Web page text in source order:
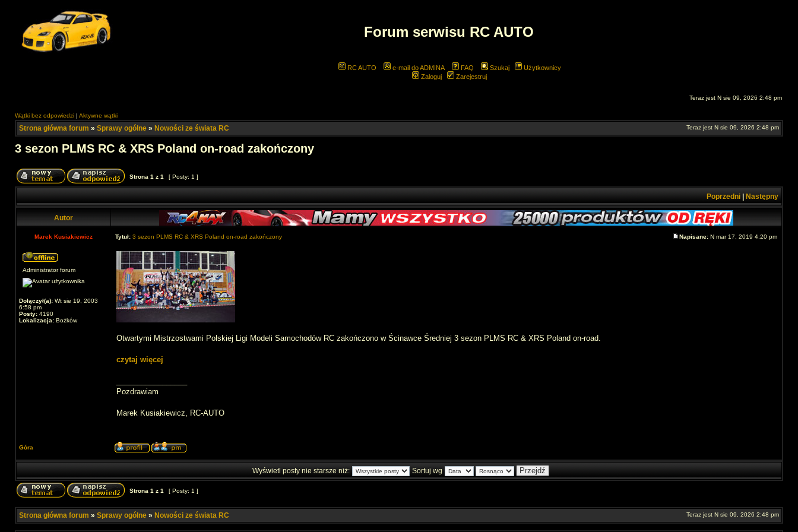
Forum serwisu RC AUTO
RC AUTO e-mail do ADMINA FAQ Szukaj
Użytkownicy
Zaloguj
Zarejestruj
Teraz jest N sie 09, 2026 2:48 pm
Wątki bez odpowiedzi | Aktywne wątki
Strona główna forum » Sprawy ogólne » Nowości ze świata RC Teraz jest N sie 09, 2026 2:48 pm
3 sezon PLMS RC & XRS Poland on-road zakończony
Strona 1 z 1 [ Posty: 1 ]
Poprzedni Następny
Autor
Marek Kusiakiewicz Tytuł: 3 sezon PLMS RC & XRS Poland on-road zakończony Napisane: N mar 17, 2019 4:20 pm
Administrator forum
Dołączył(a): Wt sie 19, 2003
6:58 pm
Posty: 4190
Lokalizacja: Bożków
Otwartymi Mistrzostwami Polskiej Ligi Modeli Samochodów RC zakończono w Ścinawce Średniej 3 sezon PLMS RC & XRS Poland on-road.
czytaj więcej
Pozdrawiam
Marek Kusiakiewicz, RC-AUTO
Góra
Wyświetl posty nie starsze niż: Sortuj wg
Strona 1 z 1 [ Posty: 1 ]
Strona główna forum » Sprawy ogólne » Nowości ze świata RC Teraz jest N sie 09, 2026 2:48 pm